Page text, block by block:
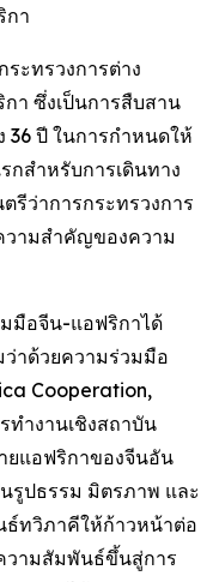
กา
ะทรวงการต่าง
กา ซึ่งเป็นการสืบสาน
ปี ในการกำหนดให้
กสำหรับการเดินทาง
รีว่าการกระทรวงการ
วามสำคัญของความ
มือจีน-แอฟริกาได้
ว่าด้วยความร่วมมือ
Cooperation,
ทำงานเชิงสถาบัน
แอฟริกาของจีนอัน
รูปธรรม มิตรภาพ และ
ทวิภาคีให้ก้าวหน้าต่อ
วามสัมพันธ์ขึ้นสู่การ